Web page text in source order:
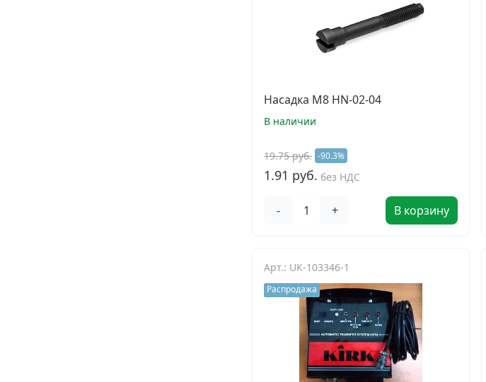
Насадка M8 HN-02-04
В наличии
19.75 руб. -90.3%
1.91 руб. без НДС
- + В корзину
Арт.: UK-103346-1
Распродажа